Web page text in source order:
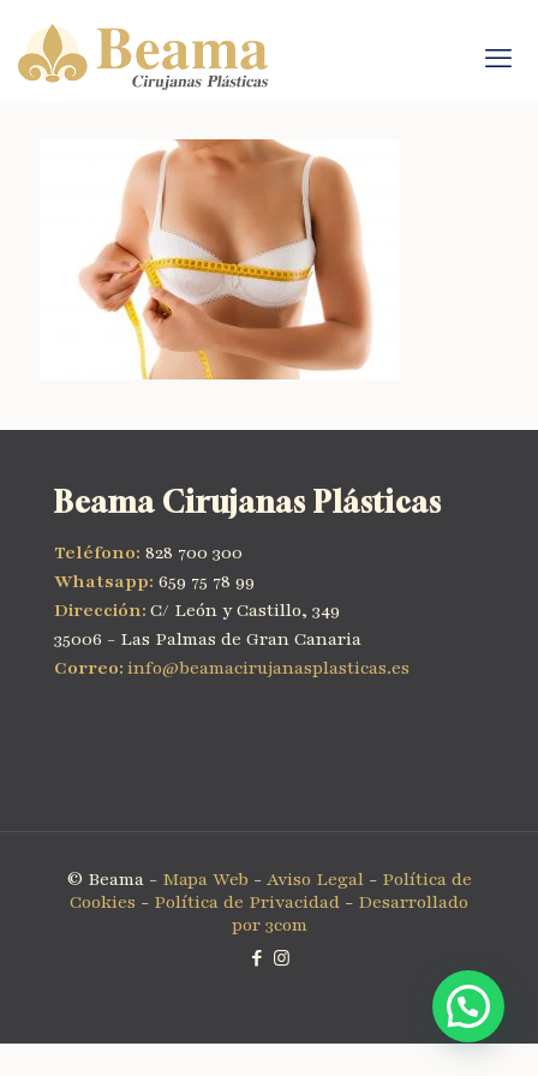
Beama Cirujanas Plásticas
Teléfono: 828 700 300
Whatsapp: 659 75 78 99
Dirección: C/ León y Castillo, 349
35006 - Las Palmas de Gran Canaria
Correo: info@beamacirujanasplasticas.es
© Beama - Mapa Web - Aviso Legal- Política de
Cookies - Política de Privacidad - Desarrollado
por 3com